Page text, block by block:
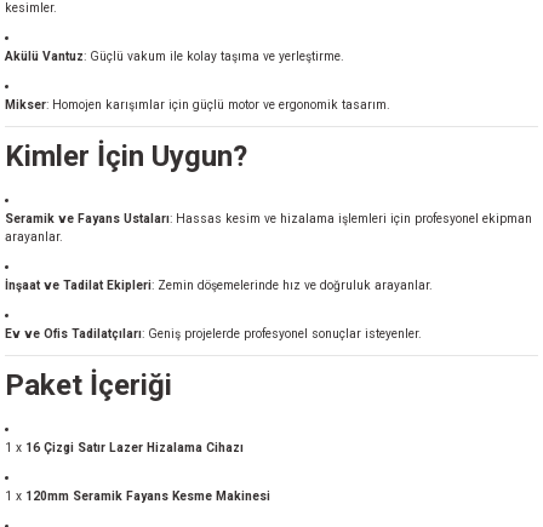
kesimler.
Akülü Vantuz: Güçlü vakum ile kolay taşıma ve yerleştirme.
Mikser: Homojen karışımlar için güçlü motor ve ergonomik tasarım.
Kimler İçin Uygun?
Seramik ve Fayans Ustaları: Hassas kesim ve hizalama işlemleri için profesyonel ekipman
arayanlar.
İnşaat ve Tadilat Ekipleri: Zemin döşemelerinde hız ve doğruluk arayanlar.
Ev ve Ofis Tadilatçıları: Geniş projelerde profesyonel sonuçlar isteyenler.
Paket İçeriği
1 x 16 Çizgi Satır Lazer Hizalama Cihazı
1 x 120mm Seramik Fayans Kesme Makinesi